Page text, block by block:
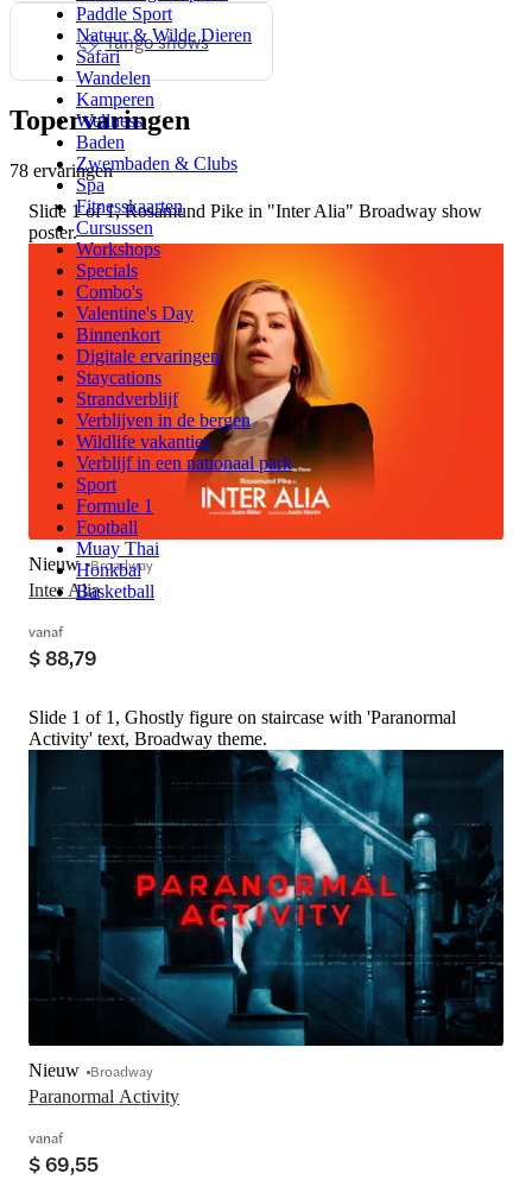
Paddle Sport
Natuur & Wilde Dieren
Safari
Wandelen
Kamperen
Wellness
Baden
Zwembaden & Clubs
Spa
Fitnesskaarten
Cursussen
Workshops
Specials
Combo's
Valentine's Day
Binnenkort
Digitale ervaringen
Staycations
Strandverblijf
Verblijven in de bergen
Wildlife vakanties
Verblijf in een nationaal park
Sport
Formule 1
Football
Muay Thai
Honkbal
Basketball
Tango shows
Topervaringen
78 ervaringen
Slide 1 of 1, Rosamund Pike in "Inter Alia" Broadway show
poster.
Inter Alia
Nieuw Broadway
vanaf
$ 88,79
Slide 1 of 1, Ghostly figure on staircase with 'Paranormal
Activity' text, Broadway theme.
Paranormal Activity
Nieuw Broadway
vanaf
$ 69,55